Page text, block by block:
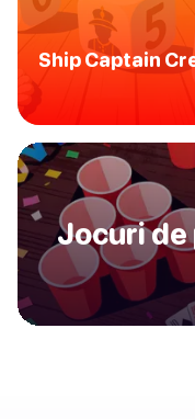
Ship Captain
Jocuri